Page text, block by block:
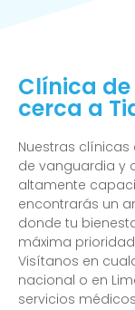
Clínica
cerca a
Nuestras
de vanguardia y
altamente
encontrarás un
donde tu
máxima
Visítanos en
nacional o en
servicios